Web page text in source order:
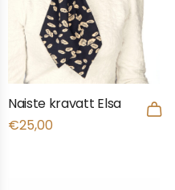
Naiste kravatt Elsa
€25,00